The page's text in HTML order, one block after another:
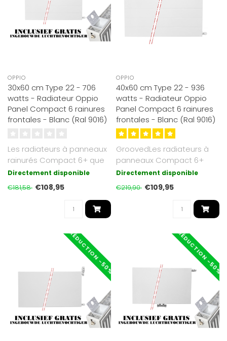
OPPIO
30x60 cm Type 22 - 706
watts - Radiateur Oppio
Panel Compact 6 rainures
frontales - Blanc (Ral 9016)
Les radiateurs à panneaux
rainurés Compact 6+ que
nous proposons sont d'un
bla..
Directement disponible
€181,58 €108,95
OPPIO
40x60 cm Type 22 - 936
watts - Radiateur Oppio
Panel Compact 6 rainures
frontales - Blanc (Ral 9016)
GroovedLes radiateurs à
panneaux Compact 6+
que nous proposons sont
d'un blanc ..
Directement disponible
€219,90 €109,95
RÉDUCTION -50% RÉDUCTION -50%